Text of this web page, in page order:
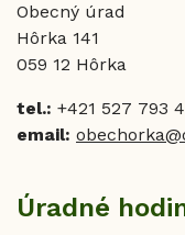
Obecný úrad
Hôrka 141
059 12 Hôrka
tel.: +421 527 793
email:
Úradné